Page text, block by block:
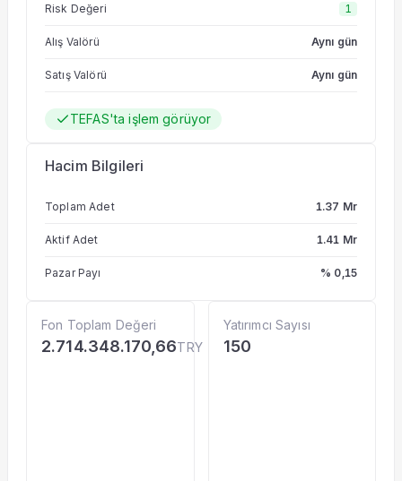
Risk Değeri 1
Alış Valörü Aynı gün
Satış Valörü Aynı gün
TEFAS'ta işlem görüyor
Hacim Bilgileri
Toplam Adet 1.37 Mr
Aktif Adet 1.41 Mr
Pazar Payı % 0,15
Fon Toplam Değeri
2.714.348.170,66TRY
Yatırımcı Sayısı
150